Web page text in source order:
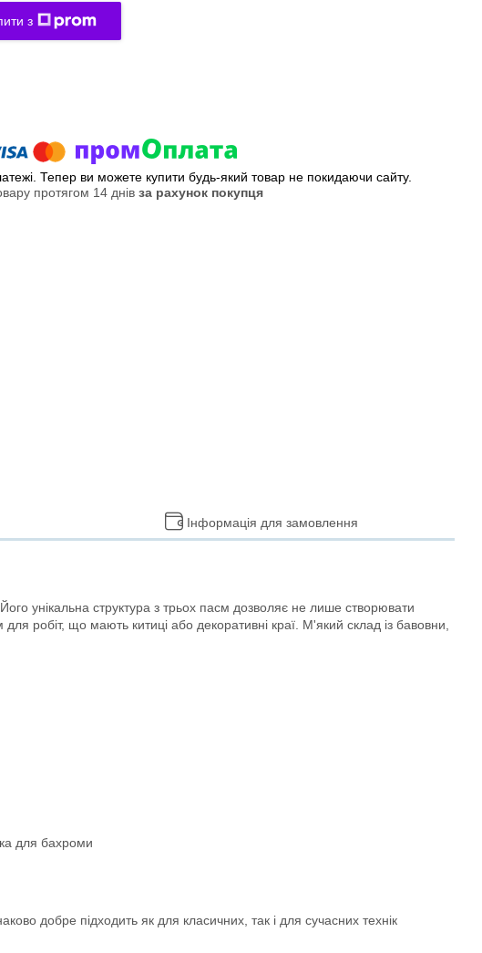
з
Тепер ви можете купити будь-який товар не покидаючи сайту.
протягом 14 днів за рахунок покупця
Інформація для замовлення
унікальна структура з трьох пасм дозволяє не лише створювати
робіт, що мають китиці або декоративні краї. М'який склад із бавовни,
для бахроми
добре підходить як для класичних, так і для сучасних технік